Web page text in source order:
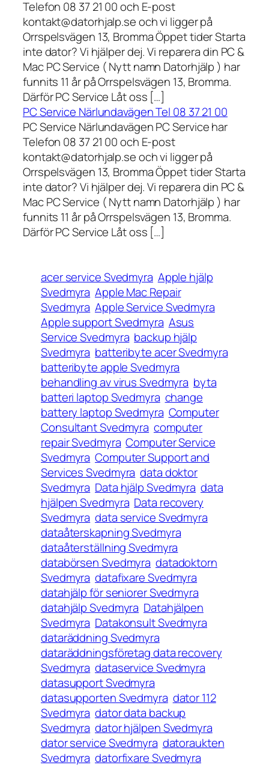
Telefon 08 37 21 00 och E-post
kontakt@datorhjalp.se och vi ligger på
Orrspelsvägen 13, Bromma Öppet tider Starta
inte dator? Vi hjälper dej. Vi reparera din PC &
Mac PC Service ( Nytt namn Datorhjälp ) har
funnits 11 år på Orrspelsvägen 13, Bromma.
Därför PC Service Låt oss […]
PC Service Närlundavägen Tel 08 37 21 00
PC Service Närlundavägen PC Service har
Telefon 08 37 21 00 och E-post
kontakt@datorhjalp.se och vi ligger på
Orrspelsvägen 13, Bromma Öppet tider Starta
inte dator? Vi hjälper dej. Vi reparera din PC &
Mac PC Service ( Nytt namn Datorhjälp ) har
funnits 11 år på Orrspelsvägen 13, Bromma.
Därför PC Service Låt oss […]
acer service Svedmyra Apple hjälp
Svedmyra Apple Mac Repair
Svedmyra Apple Service Svedmyra
Apple support Svedmyra Asus
Service Svedmyra backup hjälp
Svedmyra batteribyte acer Svedmyra
batteribyte apple Svedmyra
behandling av virus Svedmyra byta
batteri laptop Svedmyra change
battery laptop Svedmyra Computer
Consultant Svedmyra computer
repair Svedmyra Computer Service
Svedmyra Computer Support and
Services Svedmyra data doktor
Svedmyra Data hjälp Svedmyra data
hjälpen Svedmyra Data recovery
Svedmyra data service Svedmyra
dataåterskapning Svedmyra
dataåterställning Svedmyra
databörsen Svedmyra datadoktorn
Svedmyra datafixare Svedmyra
datahjälp för seniorer Svedmyra
datahjälp Svedmyra Datahjälpen
Svedmyra Datakonsult Svedmyra
dataräddning Svedmyra
dataräddningsföretag data recovery
Svedmyra dataservice Svedmyra
datasupport Svedmyra
datasupporten Svedmyra dator 112
Svedmyra dator data backup
Svedmyra dator hjälpen Svedmyra
dator service Svedmyra datoraukten
Svedmyra datorfixare Svedmyra